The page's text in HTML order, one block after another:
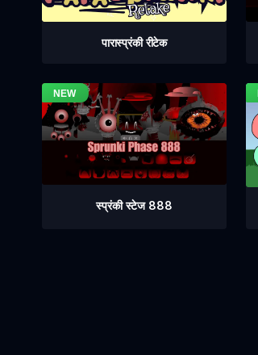
पारास्प्रंकी रीटेक
स्प्रंकी स्टेज 888